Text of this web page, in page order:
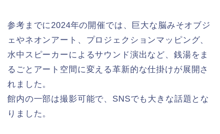
参考までに2024年の開催では、巨大な脳みそオブジ
ェやネオンアート、プロジェクションマッピング、
水中スピーカーによるサウンド演出など、銭湯をま
るごとアート空間に変える革新的な仕掛けが展開さ
れました。
館内の一部は撮影可能で、SNSでも大きな話題とな
りました。